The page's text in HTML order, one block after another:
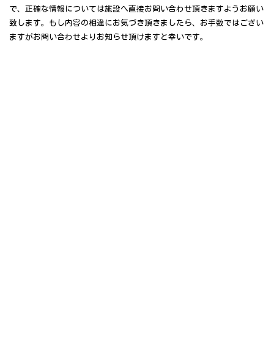
で、正確な情報については施設へ直接お問い合わせ頂きますようお願い
致します。もし内容の相違にお気づき頂きましたら、お手数ではござい
ますがお問い合わせよりお知らせ頂けますと幸いです。